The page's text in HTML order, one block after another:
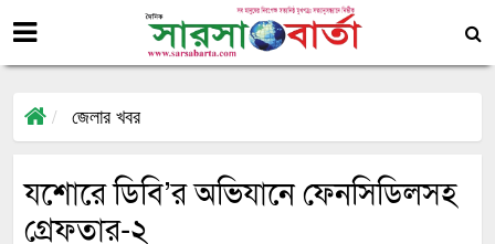
জেলার খবর
যশোরে ডিবি’র অভিযানে ফেনসিডিলসহ
গ্রেফতার-২